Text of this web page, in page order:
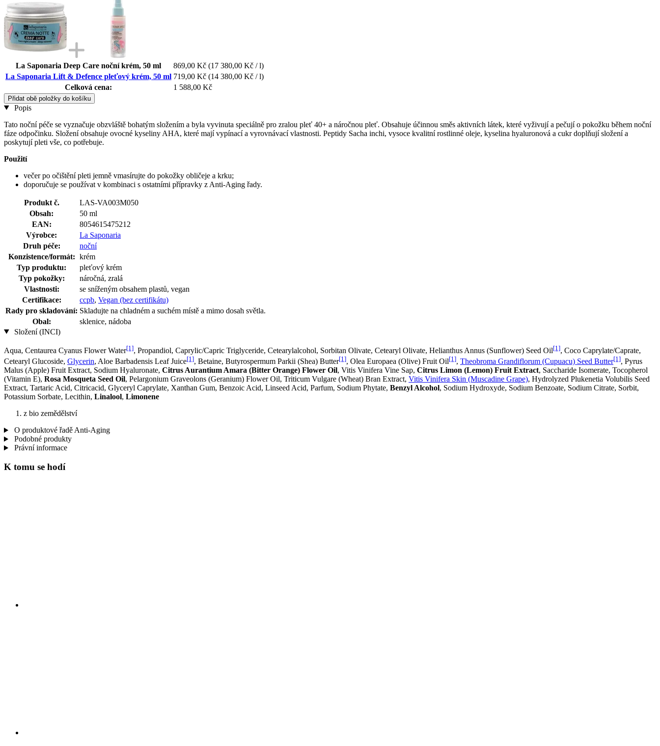
La Saponaria Deep Care noční krém, 50 ml 869,00 Kč (17 380,00 Kč / l)
La Saponaria Lift & Defence pleťový krém, 50 ml 719,00 Kč (14 380,00 Kč / l)
Celková cena:
1 588,00 Kč
Přidat obě položky do košíku
Popis
Tato noční péče se vyznačuje obzvláště bohatým složením a byla vyvinuta speciálně pro zralou pleť 40+ a náročnou pleť. Obsahuje účinnou směs aktivních látek, které vyživují a pečují o pokožku během noční
fáze odpočinku. Složení obsahuje ovocné kyseliny AHA, které mají vypínací a vyrovnávací vlastnosti. Peptidy Sacha inchi, vysoce kvalitní rostlinné oleje, kyselina hyaluronová a cukr doplňují složení a
poskytují pleti vše, co potřebuje.
Použití
večer po očištění pleti jemně vmasírujte do pokožky obličeje a krku;
doporučuje se používat v kombinaci s ostatními přípravky z Anti-Aging řady.
Produkt č.
LAS-VA003M050
Obsah:
50 ml
EAN:
8054615475212
Výrobce:
La Saponaria
Druh péče:
noční
Konzistence/formát: krém
Typ produktu:
pleťový krém
Typ pokožky:
náročná, zralá
Vlastnosti:
se sníženým obsahem plastů, vegan
Certifikace:
ccpb, Vegan (bez certifikátu)
Rady pro skladování: Skladujte na chladném a suchém místě a mimo dosah světla.
Obal:
sklenice, nádoba
Složení (INCI)
Aqua, Centaurea Cyanus Flower Water[1], Propandiol, Caprylic/Capric Triglyceride, Cetearylalcohol, Sorbitan Olivate, Cetearyl Olivate, Helianthus Annus (Sunflower) Seed Oil[1], Coco Caprylate/Caprate,
Cetearyl Glucoside, Glycerin, Aloe Barbadensis Leaf Juice[1], Betaine, Butyrospermum Parkii (Shea) Butter[1], Olea Europaea (Olive) Fruit Oil[1], Theobroma Grandiflorum (Cupuacu) Seed Butter[1], Pyrus
Malus (Apple) Fruit Extract, Sodium Hyaluronate, Citrus Aurantium Amara (Bitter Orange) Flower Oil, Vitis Vinifera Vine Sap, Citrus Limon (Lemon) Fruit Extract, Saccharide Isomerate, Tocopherol
(Vitamin E), Rosa Mosqueta Seed Oil, Pelargonium Graveolons (Geranium) Flower Oil, Triticum Vulgare (Wheat) Bran Extract, Vitis Vinifera Skin (Muscadine Grape), Hydrolyzed Plukenetia Volubilis Seed
Extract, Tartaric Acid, Citricacid, Glyceryl Caprylate, Xanthan Gum, Benzoic Acid, Linseed Acid, Parfum, Sodium Phytate, Benzyl Alcohol, Sodium Hydroxyde, Sodium Benzoate, Sodium Citrate, Sorbit,
Potassium Sorbate, Lecithin, Linalool, Limonene
z bio zemědělství
O produktové řadě Anti-Aging
Podobné produkty
Právní informace
K tomu se hodí